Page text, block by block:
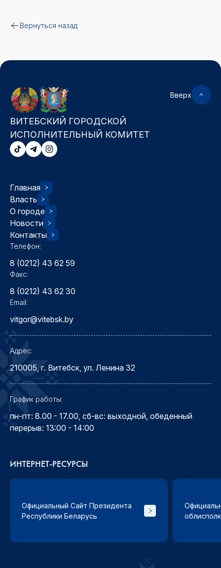
Вернуться назад
ВИТЕБСКИЙ ГОРОДСКОЙ
ИСПОЛНИТЕЛЬНЫЙ КОМИТЕТ
Вверх
Главная
Власть
О городе
Новости
Контакты
Телефон:
8 (0212) 43 62 59
Факс:
8 (0212) 43 62 30
Email:
vitgor@vitebsk.by
Адрес:
210005, г. Витебск, ул. Ленина 32
График работы:
пн-пт: 8.00 - 17.00, сб-вс: выходной, обеденный
перерыв: 13:00 - 14:00
ИНТЕРНЕТ-РЕСУРСЫ
Официальный Сайт Президента
Республики Беларусь